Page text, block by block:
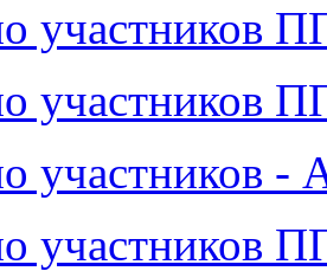
участников
участников
участников -
участников